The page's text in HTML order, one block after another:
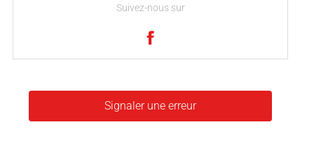
Suivez-nous sur
Signaler une erreur